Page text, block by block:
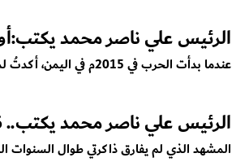
الرئيس علي ناصر محمد
عندما بدأت الحرب في 2015م في اليمن، أكدتُ لمختلف الأطراف المشاركة في ا...
الرئيس علي ناصر محمد يكتب.. 16 عاماً على رحيل القائد أبو عمار
المشهد الذي لم يفارق ذاكرتي طوال السنوات